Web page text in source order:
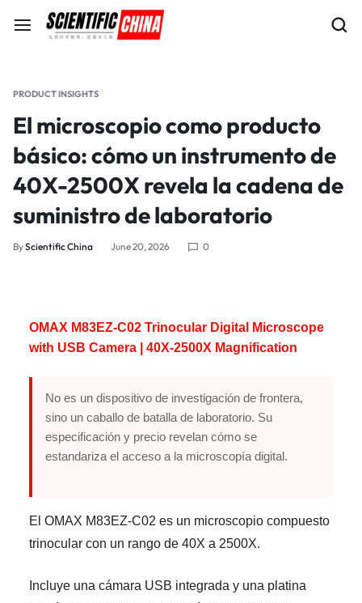
PRODUCT INSIGHTS
El microscopio como producto
básico: cómo un instrumento de
40X-2500X revela la cadena de
suministro de laboratorio
ByScientific China June 20, 2026 0
OMAX M83EZ-C02 Trinocular Digital Microscope
with USB Camera | 40X-2500X Magnification
No es un dispositivo de investigación de frontera,
sino un caballo de batalla de laboratorio. Su
especificación y precio revelan cómo se
estandariza el acceso a la microscopía digital.
El OMAX M83EZ-C02 es un microscopio compuesto
trinocular con un rango de 40X a 2500X.
Incluye una cámara USB integrada y una platina